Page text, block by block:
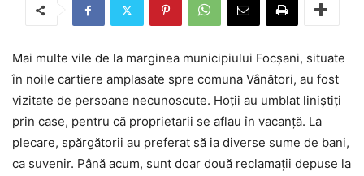
Mai multe vile de la marginea municipiului Focșani, situate
în noile cartiere amplasate spre comuna Vânători, au fost
vizitate de persoane necunoscute. Hoții au umblat liniștiți
prin case, pentru că proprietarii se aflau în vacanță. La
plecare, spărgătorii au preferat să ia diverse sume de bani,
ca suvenir. Până acum, sunt doar două reclamații depuse la